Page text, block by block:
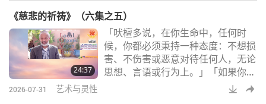
水污染与空气污染，同时也是导致森
林砍伐，物种灭绝和海洋死区的头号
原因。我们还能继续试图为这种行为
辩解多久？所有伟大的灵性传统都认
同人生除了喜悦，也一定会有苦难。
但我在这个世界周遭所看到的许多苦
《慈悲的祈祷》（六集之五）
24:37
「吠檀多说，在你生命中，任何时
候，你都必须秉持一种态度：不想损
害、不伤害或恶意对待任何人，无论
思想、言语或行为上。」「如果你只
是吃一片起司，就已经摄取了十六盎
2026-07-31 艺术与灵性